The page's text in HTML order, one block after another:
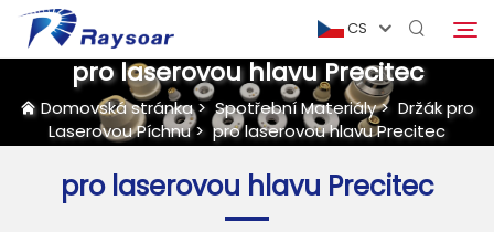
CS
Domovská stránka
Spotřební Materiály
Hledat
pro laserovou hlavu Precitec
Domovská stránka>Spotřební Materiály> Držák pro
Laserovou Píchnu>pro laserovou hlavu Precitec
pro laserovou hlavu Precitec